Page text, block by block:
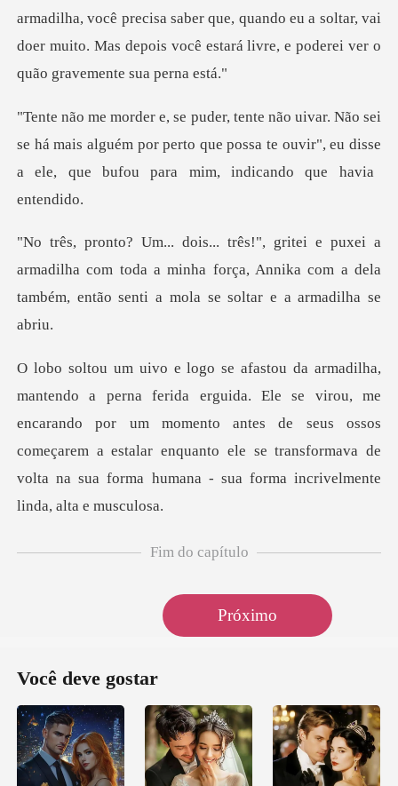
armadilha, você precisa sab
se há mais alguém por perto que possa te ouvir", eu disse
armadilha com toda a minha força, Annika com a dela
tam
e virou, me
encarando por um momento antes de seus ossos
começarem a estalar enquanto ele se
Fim do capítulo
Próximo
Você deve gostar